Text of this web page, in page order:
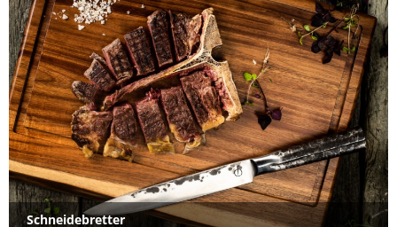
Schneidebretter